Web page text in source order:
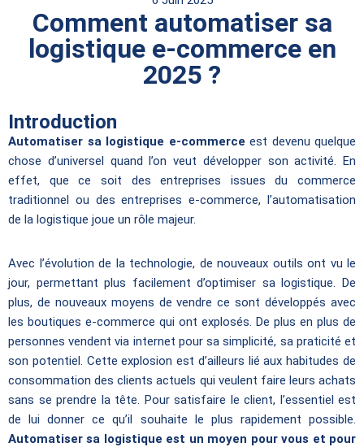
Comment automatiser sa
logistique e-commerce en
2025 ?
Introduction
Automatiser sa logistique e-commerce est devenu quelque
chose d’universel quand l’on veut développer son activité. En
effet, que ce soit des entreprises issues du commerce
traditionnel ou des entreprises e-commerce, l’automatisation
de la logistique joue un rôle majeur.
Avec l’évolution de la technologie, de nouveaux outils ont vu le
jour, permettant plus facilement d’optimiser sa logistique. De
plus, de nouveaux moyens de vendre ce sont développés avec
les boutiques e-commerce qui ont explosés. De plus en plus de
personnes vendent via internet pour sa simplicité, sa praticité et
son potentiel. Cette explosion est d’ailleurs lié aux habitudes de
consommation des clients actuels qui veulent faire leurs achats
sans se prendre la tête. Pour satisfaire le client, l’essentiel est
de lui donner ce qu’il souhaite le plus rapidement possible.
Automatiser sa logistique est un moyen pour vous et pour